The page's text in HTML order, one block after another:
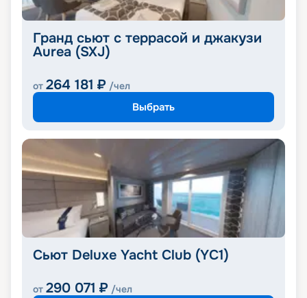
Гранд сьют с террасой и джакузи
Aurea (SXJ)
от 264 181 ₽ /чел
Выбрать
Сьют Deluxe Yacht Club (YC1)
от 290 071 ₽ /чел